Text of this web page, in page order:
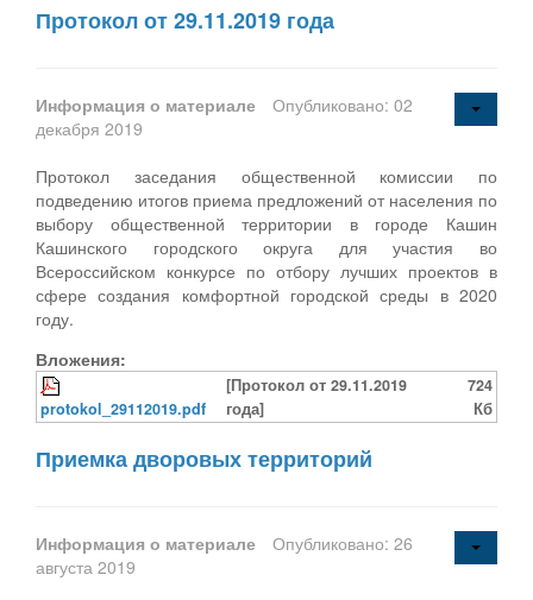
Протокол от 29.11.2019 года
Информация о материале
Опубликовано: 02
декабря 2019
Протокол заседания общественной комиссии по
подведению итогов приема предложений от населения по
выбору общественной территории в городе Кашин
Кашинского городского округа для участия во
Всероссийском конкурсе по отбору лучших проектов в
сфере создания комфортной городской среды в 2020
году.
Вложения:
protokol_29112019.pdf
[Протокол от 29.11.2019
года]
724
Кб
Приемка дворовых территорий
Информация о материале
Опубликовано: 26
августа 2019